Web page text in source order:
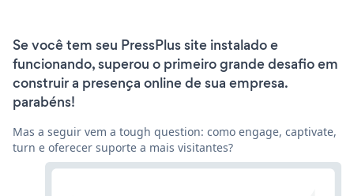
Se você tem seu PressPlus site instalado e
funcionando, superou o primeiro grande desafio em
construir a presença online de sua empresa.
parabéns!
Mas a seguir vem a tough question: como engage, captivate,
turn e oferecer suporte a mais visitantes?